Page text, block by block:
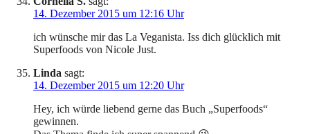
14. Dezember 2015 um 12:16 Uhr
ich wünsche mir das La Veganista. Iss dich glücklich mit
Superfoods von Nicole Just.
Linda sagt:
14. Dezember 2015 um 12:20 Uhr
Hey, ich würde liebend gerne das Buch „Superfoods“
gewinnen.